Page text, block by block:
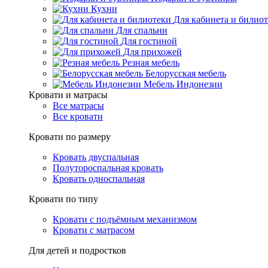
Кухни
Для кабинета и
Для спальни
Для гостиной
Для прихожей
Резная мебель
Белорусская мебель
Мебель Индонезии
Кровати и матрасы
Все матрасы
Все кровати
Кровати по размеру
Кровать двуспальная
Полутороспальная кровать
Кровать односпальная
Кровати по типу
Кровати с подъёмным механизмом
Кровати с матрасом
Для детей и подростков